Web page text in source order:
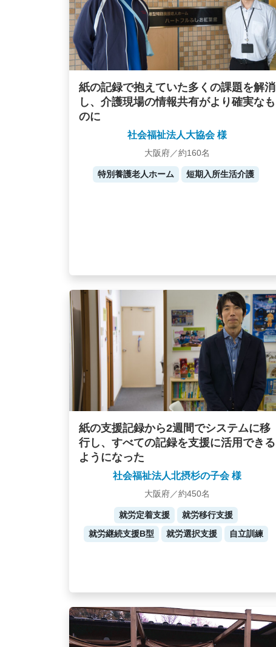
紙の記録で抱えていた多くの課題を解消
し、介護現場の情報共有がより確実なも
のに
社会福祉法人大協会 様
大阪府／約160名
特別養護老人ホーム 短期入所生活介護
紙の支援記録から2週間でシステムに移
行し、すべての記録を支援に活用できる
ようになった
社会福祉法人北摂杉の子会 様
大阪府／約450名
就労定着支援
就労移行支援
就労継続支援B型
就労選択支援 自立訓練